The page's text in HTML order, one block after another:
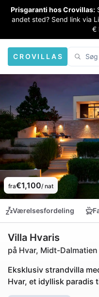
Prisgaranti hos Crovillas:
andet sted? Send link via
€
CROVILLAS
fra€1,100/ nat
Værelsesfordeling
Villa Hvaris
på Hvar, Midt-Dalmatien
Eksklusiv strandvilla
Hvar, et idyllisk paradis